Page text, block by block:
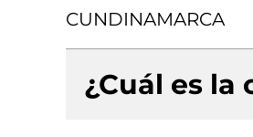
CUNDINAMARCA
¿Cuál es la